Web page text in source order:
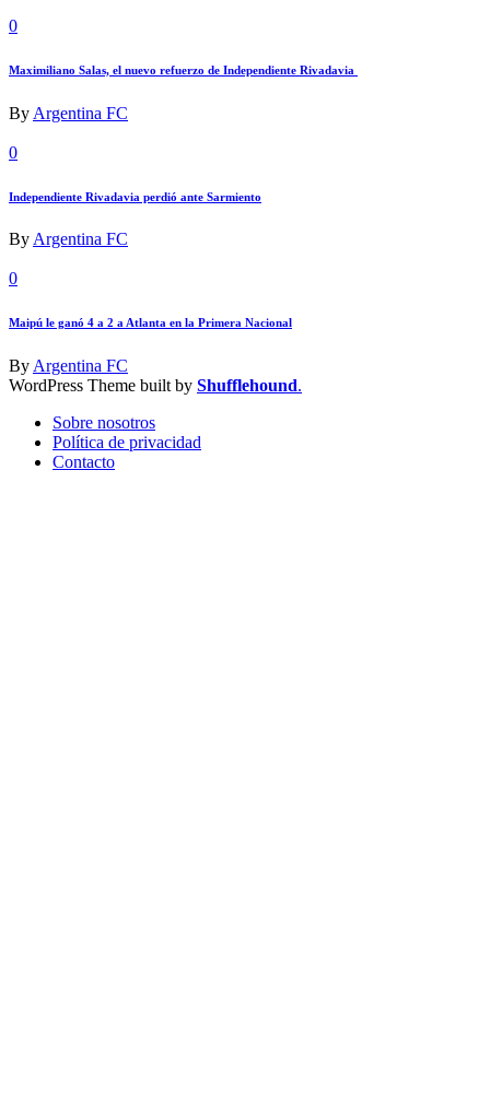
0
Maximiliano Salas, el nuevo refuerzo de Independiente Rivadavia
By Argentina FC
0
Independiente Rivadavia perdió ante Sarmiento
ByArgentina FC
0
Maipú le ganó 4 a 2 a Atlanta en la Primera Nacional
ByArgentina FC
WordPress Theme built by Shufflehound.
Sobre nosotros
Política de privacidad
Contacto